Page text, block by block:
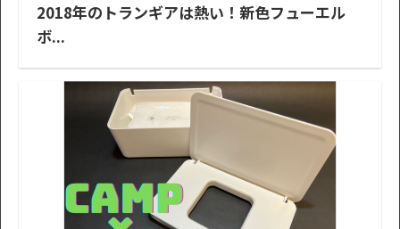
2018年のトランギアは熱い！新色フューエル
ボ...